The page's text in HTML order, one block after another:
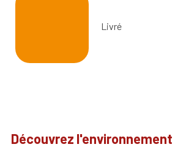
Livré
Découvrez